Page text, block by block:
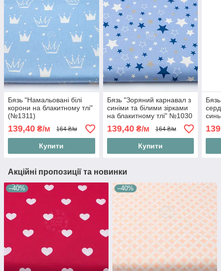
Бязь "Намальовані білі
корони на блакитному тлі"
(№1311)
139,40 ₴/м 164 ₴/м
Купити
Бязь "Зоряний карнавал з
синіми та білими зірками
на блакитному тлі" №1030
139,40₴/м 164 ₴/м
Купити
Акційні пропозиції та новинки
–40% –40%